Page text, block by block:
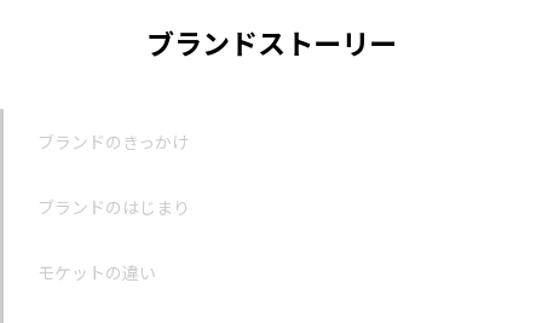
ブランドストーリー
ブランドのきっかけ
ブランドのはじまり
モケットの違い